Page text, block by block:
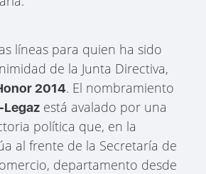
líneas para quien ha sido
de la Junta Directiva,
2014. El nombramiento
Legaz está avalado por una
política que, en la
al frente de la Secretaría de
departamento desde